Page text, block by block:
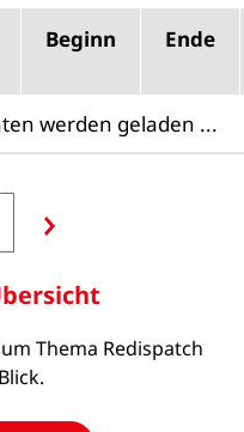
Beginn Ende
werden geladen ...
Thema Redispatch